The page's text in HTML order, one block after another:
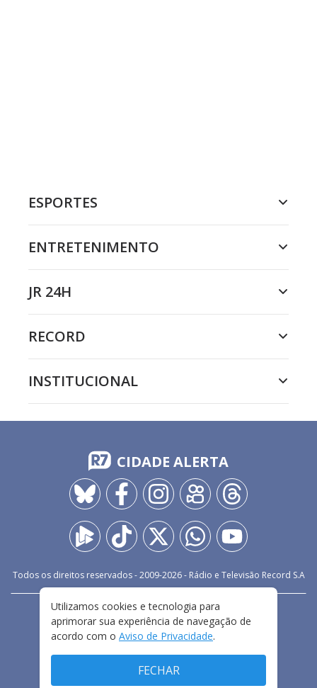
ESPORTES
ENTRETENIMENTO
JR 24H
RECORD
INSTITUCIONAL
CIDADE ALERTA
Todos os direitos reservados - 2009-2026- Rádio e Televisão Record S.A
FALE CONOSCO
PRIVACIDADE
TERMOS E CONDIÇÕES DE USO
Utilizamos cookies e tecnologia para
aprimorar sua experiência de navegação de
acordo com o Aviso de Privacidade.
FECHAR